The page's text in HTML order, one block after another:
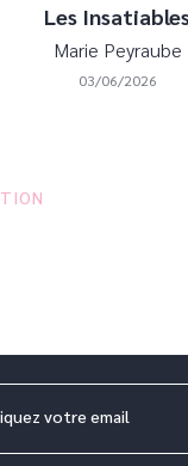
Les
Marie Peyraube
03/06/2026
votre email